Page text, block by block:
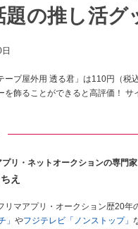
題の推し活グ
ープ屋外用 透る君」は110円（
を飾ることができると高評価！
プリ・ネットオークションの専門家
え
リマアプリ・オークション歴20年
」 やフジテレビ「ノンストップ」